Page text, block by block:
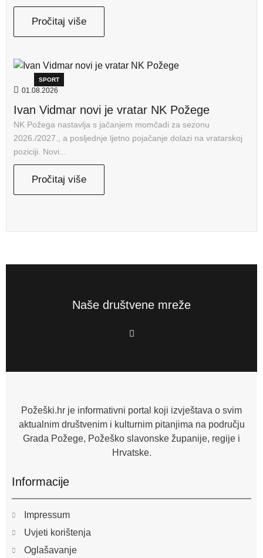
Pročitaj više
SPORT
01.08.2026
Ivan Vidmar novi je vratar NK Požege
NK Požega nastavlja s jačanjem momčadi za sezonu
2026./2027., a posljednje ljetno pojačanje dolazi na vratarskoj
poziciji. Novi...
Pročitaj više
Naše društvene mreže
F
a
o
f
Požeški.hr je informativni portal koji izvještava o svim
aktualnim društvenim i kulturnim pitanjima na području
Grada Požege, Požeško slavonske županije, regije i
Hrvatske.
Informacije
Impressum
Uvjeti korištenja
Oglašavanje